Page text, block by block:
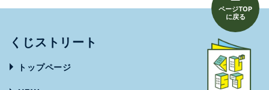
くじストリート
トップページ
ページTOP
に戻る